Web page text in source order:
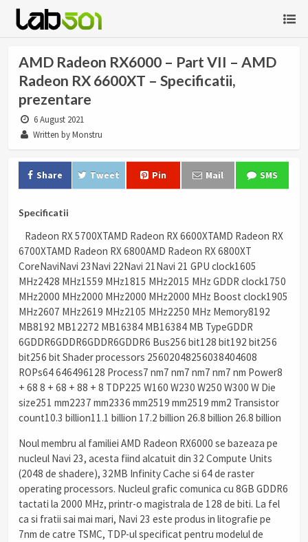
AMD Radeon RX6000 – Part VII – AMD
Radeon RX 6600XT – Specificatii,
prezentare
6 August 2021
Written by Monstru
Share Tweet Pin Mail SMS
Specificatii
Radeon RX 5700XTAMD Radeon RX 6600XTAMD Radeon RX
6700XTAMD Radeon RX 6800AMD Radeon RX 6800XT
CoreNaviNavi 23Navi 22Navi 21Navi 21 GPU clock1605
MHz2428 MHz1559 MHz1815 MHz2015 MHz GDDR clock1750
MHz2000 MHz2000 MHz2000 MHz2000 MHz Boost clock1905
MHz2607 MHz2619 MHz2105 MHz2250 MHz Memory8192
MB8192 MB12272 MB16384 MB16384 MB TypeGDDR
6GDDR6GDDR6GDDR6GDDR6 Bus256 bit128 bit192 bit256
bit256 bit Shader processors 25602048256038404608
ROPs64 646496128 Process7 nm7 nm7 nm7 nm7 nm Power8
+ 68 8 + 68 + 88 + 8 TDP225 W160 W230 W250 W300 W Die
size251 mm2237 mm2336 mm2519 mm2519 mm2 Transistor
count10.3 billion11.1 billion 17.2 billion 26.8 billion 26.8 billion
Noul membru al familiei AMD Radeon RX6000 se bazeaza pe
nucleul Navi 23, acesta fiind alcatuit din 32 Compute Units
(2048 de shadere), 32MB Infinity Cache si 64 de raster
operating processors. Nucleul grafic comunica cu 8GB GDDR6
tactati la 2000 MHz, printr-o magistrala de 128 de biti. La fel
ca si fratii sai mai mari, Navi 23 este produs in litografie pe
7nm de catre TSMC, TDP-ul specificat pentru modelul de